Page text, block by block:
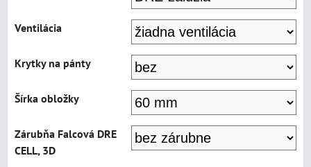
Ventilácia
Krytky na pánty
Šírka obložky
Zárubňa Falcová DRE
CELL, 3D